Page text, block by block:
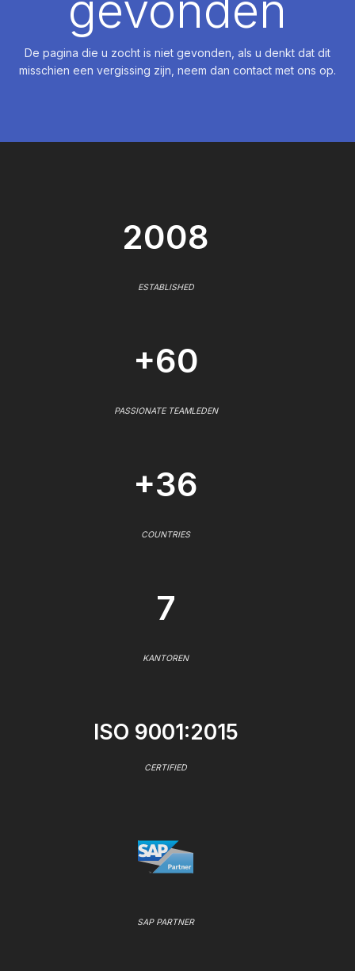
De pagina die u zocht is niet gevonden, als u denkt dat dit
misschien een vergissing zijn, neem dan contact met ons op.
2008
ESTABLISHED
+60
PASSIONATE TEAMLEDEN
+36
COUNTRIES
7
KANTOREN
ISO 9001:2015
CERTIFIED
SAP PARTNER